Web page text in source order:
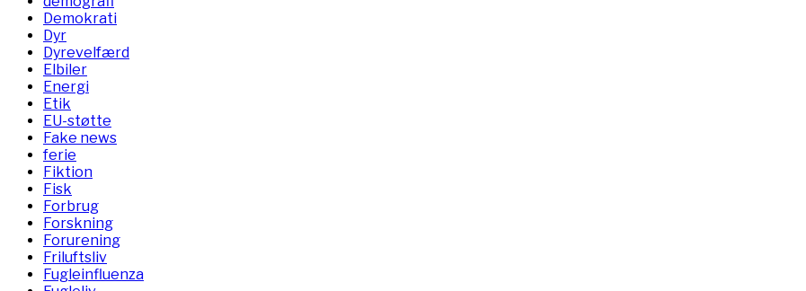
Demokrati
Dyr
Dyrevelfærd
Elbiler
Energi
Etik
EU-støtte
Fake news
ferie
Fiktion
Fisk
Forbrug
Forskning
Forurening
Friluftsliv
Fugleinfluenza